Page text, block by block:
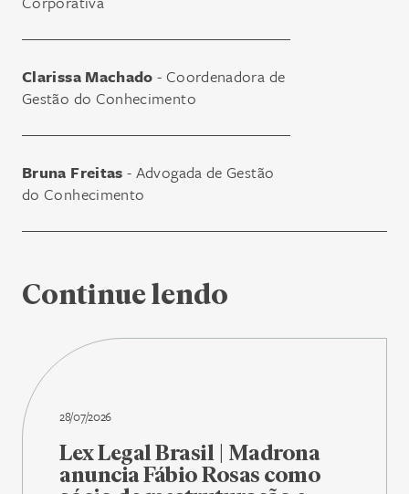
Clarissa Machado - Coordenadora de
Gestão do Conhecimento
Bruna Freitas - Advogada de Gestão
do Conhecimento
Continue lendo
28/07/2026
Lex Legal Brasil | Madrona
anuncia Fábio Rosas como